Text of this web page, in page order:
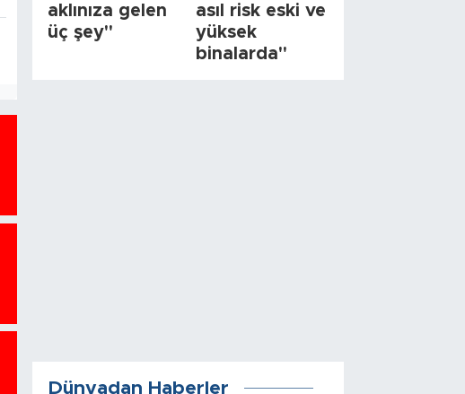
aklınıza gelen
üç şey"
asıl risk eski ve
yüksek
binalarda"
Dünyadan Haberler